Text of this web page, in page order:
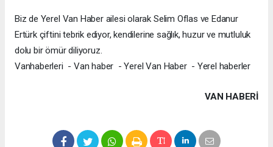
Biz de Yerel Van Haber ailesi olarak Selim Oflas ve Edanur
Ertürk çiftini tebrik ediyor, kendilerine sağlık, huzur ve mutluluk
dolu bir ömür diliyoruz.
Vanhaberleri - Van haber - Yerel Van Haber - Yerel haberler
VAN HABERİ